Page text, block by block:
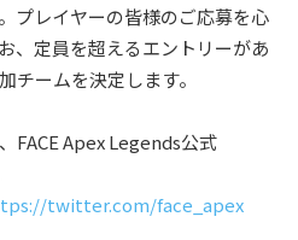
プレイヤーの皆様のご応募を心
、定員を超えるエントリーがあ
チームを決定します。
FACE Apex Legends公式
twitter.com/face_apex